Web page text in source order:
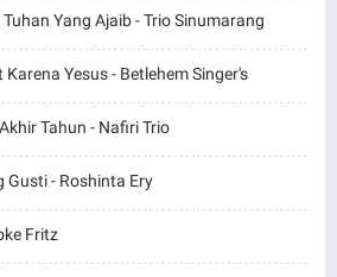
Yang Ajaib - Trio Sinumarang
Yesus - Betlehem Singer's
Tahun - Nafiri Trio
Gusti - Roshinta Ery
Fritz